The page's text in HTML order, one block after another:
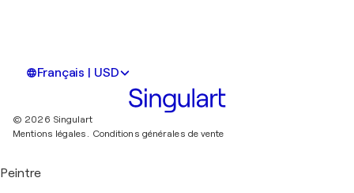
Français | USD
© 2026 Singulart
Mentions légales.
Conditions générales de vente
Peintre